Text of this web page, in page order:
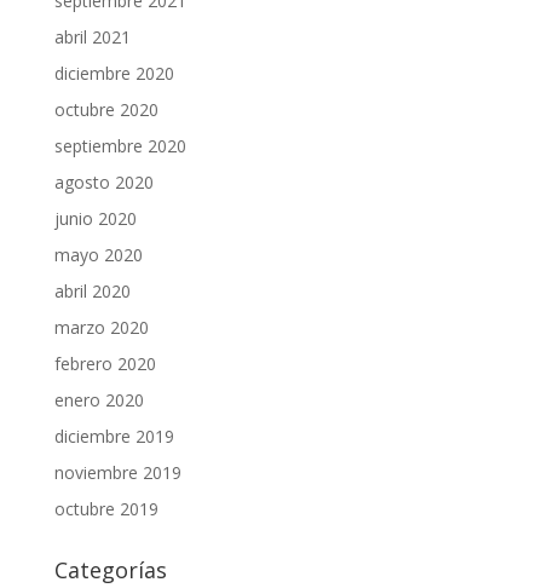
abril 2021
diciembre 2020
octubre 2020
septiembre 2020
agosto 2020
junio 2020
mayo 2020
abril 2020
marzo 2020
febrero 2020
enero 2020
diciembre 2019
noviembre 2019
octubre 2019
Categorías